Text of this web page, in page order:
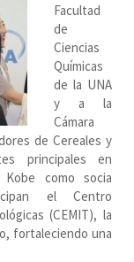
Facultad
de
Ciencias
Químicas
de la UNA
y a la
Cámara
de Cereales y
principales en
como socia
el Centro
(CEMIT), la
fortaleciendo una